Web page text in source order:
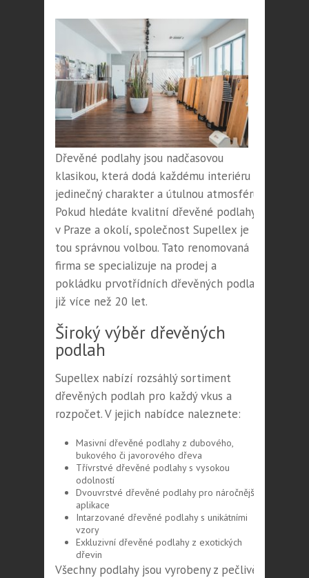
Dřevěné podlahy jsou nadčasovou
klasikou, která dodá každému interiéru
jedinečný charakter a útulnou atmosféru.
Pokud hledáte kvalitní dřevěné podlahy
v Praze a okolí, společnost Supellex je
tou správnou volbou. Tato renomovaná
firma se specializuje na prodej a
pokládku prvotřídních dřevěných podlah
již více než 20 let.
Široký výběr dřevěných
podlah
Supellex nabízí rozsáhlý sortiment
dřevěných podlah pro každý vkus a
rozpočet. V jejich nabídce naleznete:
Masivní dřevěné podlahy z dubového,
bukového či javorového dřeva
Třívrstvé dřevěné podlahy s vysokou
odolností
Dvouvrstvé dřevěné podlahy pro náročnější
aplikace
Intarzované dřevěné podlahy s unikátními
vzory
Exkluzivní dřevěné podlahy z exotických
dřevin
Všechny podlahy jsou vyrobeny z pečlivě